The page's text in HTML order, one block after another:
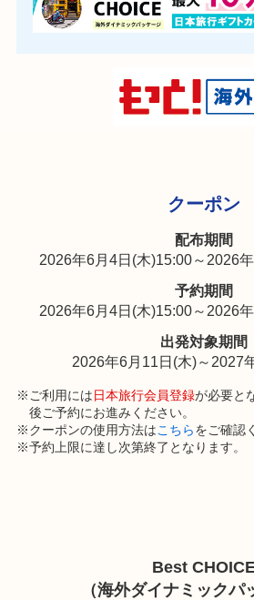
クーポン
配布期間
2026年6月4日(木)15:00～2026
予約期間
2026年6月4日(木)15:00～2026
出発対象期間
2026年6月11日(木)～2027
ご利用には日本旅行会員登録が必要と
後ご予約にお進みください。
クーポンの使用方法はこちらをご確認
予約上限に達し次第終了となります。
Best
（海外ダイナミックパ